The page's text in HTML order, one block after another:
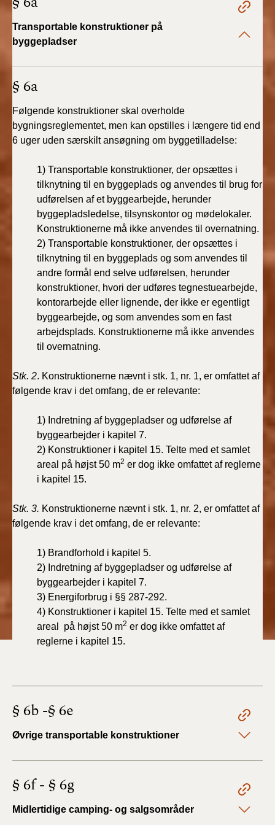
2022)
BR18 (1/1 - 30/6
2022)
2021)
BR18 (1/1-29/6
2021)
BR18 (1/7-31/12
2020)
BR18 (10/3-30/6
2020)
BR18 (1/1-9/3 2020)
BR18 (4/7-31/12
BR18 (1/1-4/7 2019)
BR15 (2015-2018)
Tidligere BR (1961-
2010)
Transportable konstruktioner på
byggepladser
§ 6a
Følgende konstruktioner skal overholde
bygningsreglementet, men kan opstilles i længere tid end
6 uger uden særskilt ansøgning om byggetilladelse:
1) Transportable konstruktioner, der opsættes i
tilknytning til en byggeplads og anvendes til brug for
udførelsen af et byggearbejde, herunder
byggepladsledelse, tilsynskontor og mødelokaler.
Konstruktionerne må ikke anvendes til overnatning.
2) Transportable konstruktioner, der opsættes i
tilknytning til en byggeplads og som anvendes til
andre formål end selve udførelsen, herunder
konstruktioner, hvori der udføres tegnestuearbejde,
kontorarbejde eller lignende, der ikke er egentligt
byggearbejde, og som anvendes som en fast
arbejdsplads. Konstruktionerne må ikke anvendes
til overnatning.
Stk. 2. Konstruktionerne nævnt i stk. 1, nr. 1, er omfattet af
følgende krav i det omfang, de er relevante:
1) Indretning af byggepladser og udførelse af
byggearbejder i kapitel 7.
2) Konstruktioner i kapitel 15. Telte med et samlet
areal på højst 50 m2 er dog ikke omfattet af reglerne
i kapitel 15.
Stk. 3. Konstruktionerne nævnt i stk. 1, nr. 2, er omfattet af
følgende krav i det omfang, de er relevante:
1) Brandforhold i kapitel 5.
2) Indretning af byggepladser og udførelse af
byggearbejder i kapitel 7.
3) Energiforbrug i §§ 287-292.
4) Konstruktioner i kapitel 15. Telte med et samlet
areal på højst 50 m2 er dog ikke omfattet af
reglerne i kapitel 15.
§ 6b -§ 6e
Øvrige transportable konstruktioner
§ 6f - § 6g
Midlertidige camping- og salgsområder